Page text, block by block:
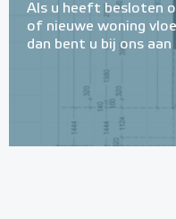
Als u heeft besloten
of nieuwe woning
dan bent u bij ons